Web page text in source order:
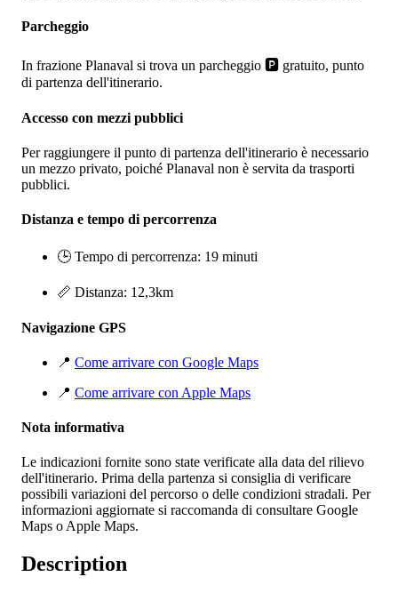
Parcheggio
In frazione Planaval si trova un parcheggio 🅿️ gratuito, punto
di partenza dell'itinerario.
Accesso con mezzi pubblici
Per raggiungere il punto di partenza dell'itinerario è necessario
un mezzo privato, poiché Planaval non è servita da trasporti
pubblici.
Distanza e tempo di percorrenza
🕒 Tempo di percorrenza: 19 minuti
📏 Distanza: 12,3km
Navigazione GPS
📍 Come arrivare con Google Maps
📍 Come arrivare con Apple Maps
Nota informativa
Le indicazioni fornite sono state verificate alla data del rilievo
dell'itinerario. Prima della partenza si consiglia di verificare
possibili variazioni del percorso o delle condizioni stradali. Per
informazioni aggiornate si raccomanda di consultare Google
Maps o Apple Maps.
Description